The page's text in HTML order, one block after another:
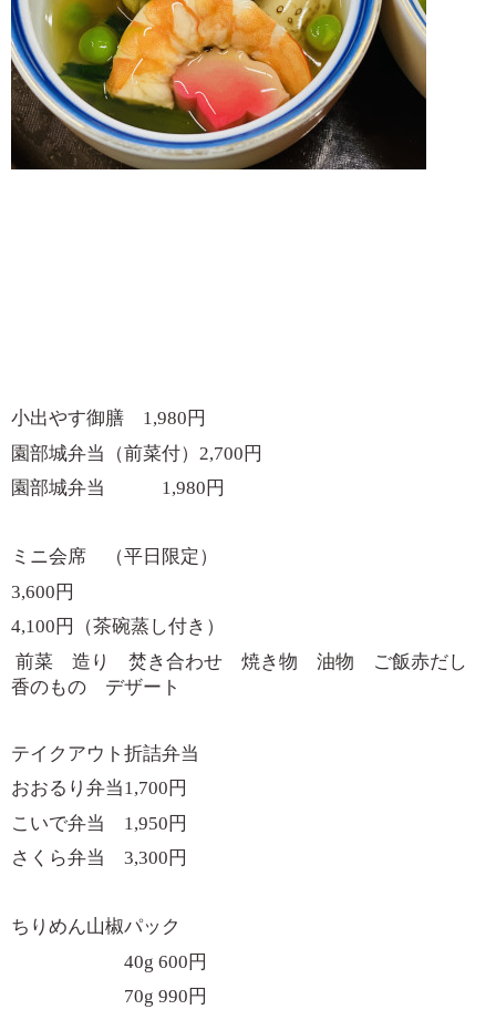
小出やす御膳 1,980 円
園部城弁当（前菜付） 2,700 円
園部城弁当 1,980 円
ミニ会席 （平日限定）
3,600 円
4,100 円（茶碗蒸し付き）
前菜 造り 焚き合わせ 焼き物 油物 ご飯赤だし
香のもの デザート
テイクアウト折詰弁当
おおるり弁当1,700 円
こいで弁当 1,950 円
さくら弁当 3,300 円
ちりめん山椒パック
40g 600 円
70g 990 円